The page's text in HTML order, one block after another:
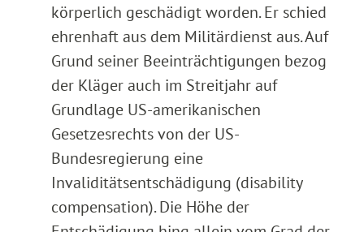
körperlich geschädigt worden. Er schied
ehrenhaft aus dem Militärdienst aus. Auf
Grund seiner Beeinträchtigungen bezog
der Kläger auch im Streitjahr auf
Grundlage US-amerikanischen
Gesetzesrechts von der US-
Bundesregierung eine
Invaliditätsentschädigung (disability
compensation). Die Höhe der